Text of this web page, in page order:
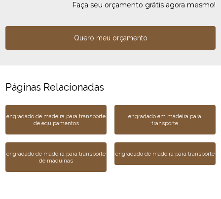
Faça seu orçamento grátis agora mesmo!
Quero meu orçamento
Páginas Relacionadas
engradado de madeira para transporte
de equipamentos
engradado em madeira para
transporte
engradado de madeira para transporte
de máquinas
engradado de madeira para transporte